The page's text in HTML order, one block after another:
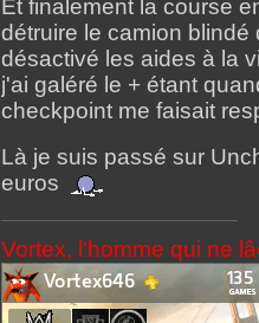
Et finalement la course
détruire le camion
désactivé les aides à la
j'ai galéré le + étant
checkpoint me faisait
Là je suis passé sur
euros
Vortex, l'homme qui ne